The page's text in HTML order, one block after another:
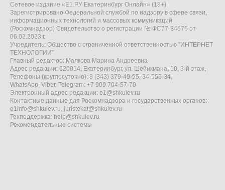
Сетевое издание «Е1.РУ Екатеринбург Онлайн» (18+)
Зарегистрировано Федеральной службой по надзору в сфере связи,
информационных технологий и массовых коммуникаций
(Роскомнадзор) Свидетельство о регистрации № ФС77-84675 от
06.02.2023 г.
Учредитель: Общество с ограниченной ответственностью "ИНТЕРНЕТ
ТЕХНОЛОГИИ"
Главный редактор: Малкова Марина Андреевна
Адрес редакции: 620014, Екатеринбург, ул. Шейнкмана, 10, 3-й этаж,
Телефоны (круглосуточно): 8 (343) 379-49-95, 34-555-34,
WhatsApp, Viber, Telegram: +7 909 704-57-70
Электронный адрес редакции: e1@shkulev.ru
Контактные данные для Роскомнадзора и государственных органов:
e1info@shkulev.ru juristekat@shkulev.ru
Техподдержка: help@shkulev.ru
Рекомендательные системы